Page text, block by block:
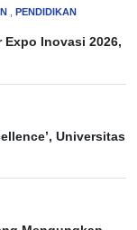
PENDIDIKAN
Expo Inovasi 2026,
Universitas